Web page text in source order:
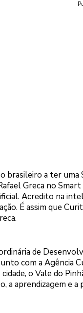
brasileiro a ter
Greca no
Acredito na
É assim que
de
com a Agência
o Vale do
a aprendizagem e